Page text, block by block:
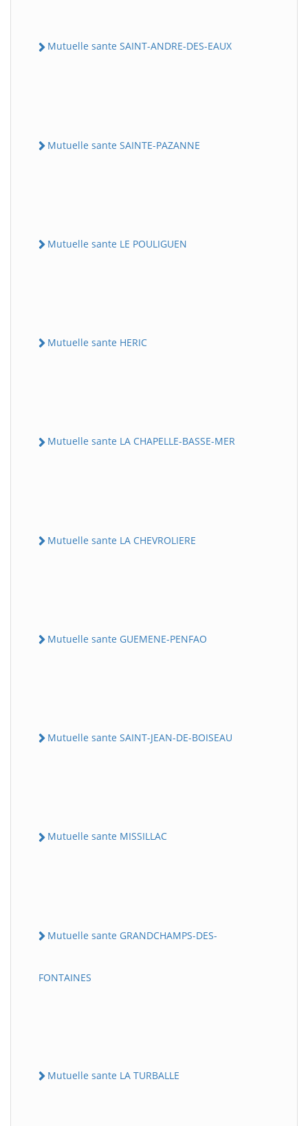
Mutuelle sante SAINT-ANDRE-DES-EAUX
Mutuelle sante SAINTE-PAZANNE
Mutuelle sante LE POULIGUEN
Mutuelle sante HERIC
Mutuelle sante LA CHAPELLE-BASSE-MER
Mutuelle sante LA CHEVROLIERE
Mutuelle sante GUEMENE-PENFAO
Mutuelle sante SAINT-JEAN-DE-BOISEAU
Mutuelle sante MISSILLAC
Mutuelle sante GRANDCHAMPS-DES-
FONTAINES
Mutuelle sante LA TURBALLE